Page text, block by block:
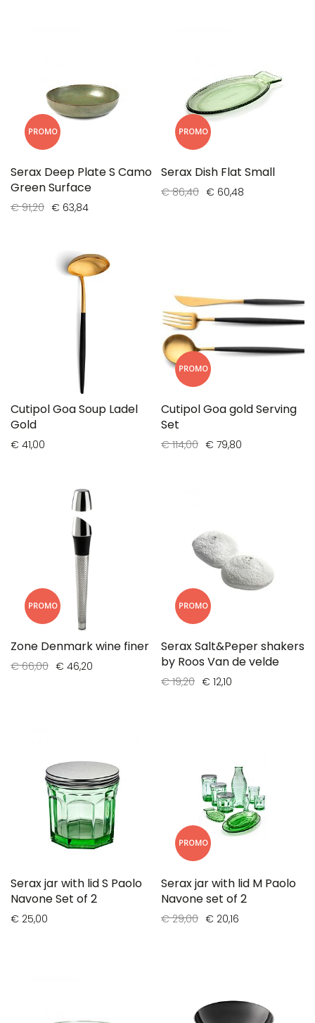
PROMO
Serax Deep Plate S Camo
Green Surface
€ 63,84
€ 91,20
PROMO
Serax Dish Flat Small
€ 60,48
€ 86,40
Cutipol Goa Soup Ladel
Gold
€ 41,00
PROMO
Cutipol Goa gold Serving
Set
€ 79,80
€ 114,00
PROMO
Zone Denmark wine finer
€ 46,20
€ 66,00
PROMO
Serax Salt&Peper shakers
by Roos Van de velde
€ 12,10
€ 19,20
Serax jar with lid S Paolo
Navone Set of 2
€ 25,00
PROMO
Serax jar with lid M Paolo
Navone set of 2
€ 20,16
€ 29,00